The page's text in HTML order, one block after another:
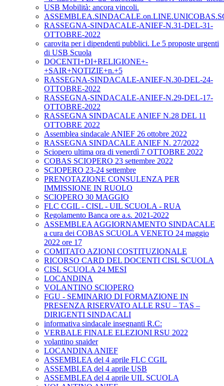
USB Mobilità: ancora vincoli.
RASSEGNA-SINDACALE-ANIEF-N.31-DEL-31-
OTTOBRE-2022
carovita per i dipendenti pubblici. Le 5 proposte urgenti
di USB Scuola
DOCENTI+DI+RELIGIONE+-
+SAIR+NOTIZIE+n.+5
RASSEGNA-SINDACALE-ANIEF-N.30-DEL-24-
OTTOBRE-2022
RASSEGNA-SINDACALE-ANIEF-N.29-DEL-17-
OTTOBRE-2022
RASSEGNA SINDACALE ANIEF N.28 DEL 11
OTTOBRE 2022
Assemblea sindacale ANIEF 26 ottobre 2022
RASSEGNA SINDACALE ANIEF N. 27/2022
Sciopero ultima ora di venerdì 7 OTTOBRE 2022
COBAS SCIOPERO 23 settembre 2022
SCIOPERO 23-24 settembre
PRENOTAZIONE CONSULENZA PER
IMMISSIONE IN RUOLO
SCIOPERO 30 MAGGIO
FLC CGIL - CISL - UIL SCUOLA - RUA
Regolamento Banca ore a.s. 2021-2022
ASSEMBLEA AGGIORNAMENTO SINDACALE
a cura dei COBAS SCUOLA VENETO 24 maggio
2022 ore 17
COMITATO AZIONI COSTITUZIONALE
RICORSO CARD DEL DOCENTI CISL SCUOLA
CISL SCUOLA 24 MESI
LOCANDINA
VOLANTINO SCIOPERO
FGU - SEMINARIO DI FORMAZIONE IN
PRESENZA RISERVATO ALLE RSU – TAS –
DIRIGENTI SINDACALI
informativa sindacale insegnanti R.C:
VERBALE FINALE ELEZIONI RSU 2022
volantino snaider
LOCANDINA ANIEF
ASSEMBLEA del 4 aprile FLC CGIL
ASSEMBLEA del 4 aprile USB
ASSEMBLEA del 4 aprile UIL SCUOLA